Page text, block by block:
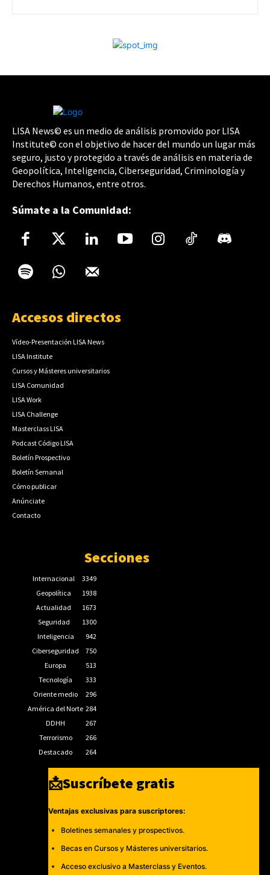
LISA News© es un medio de análisis promovido por LISA
Institute© con el objetivo de hacer del mundo un lugar más
seguro, justo y protegido a través de análisis en materia de
Geopolítica, Inteligencia, Ciberseguridad, Criminología y
Derechos Humanos, entre otros.
Súmate a la Comunidad:
Accesos directos
Vídeo-Presentación LISA News
LISA Institute
Cursos y Másteres universitarios
LISA Comunidad
LISA Work
LISA Challenge
Masterclass LISA
Podcast Código LISA
Boletín Prospectivo
Boletín Semanal
Cómo publicar
Anúnciate
Contacto
Secciones
Internacional
3349
Geopolítica
1938
Actualidad
1673
Seguridad
1300
Inteligencia
942
Ciberseguridad
750
Europa
513
Tecnología
333
Oriente medio
296
América del Norte 284
DDHH
267
Terrorismo
266
Destacado
264
📩Suscríbete gratis
Ventajas exclusivas para suscriptores:
Boletines semanales y prospectivos.
Becas en Cursos y Másteres universitarios.
Acceso exclusivo a Masterclass y Eventos.